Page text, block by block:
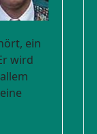
ein
wird